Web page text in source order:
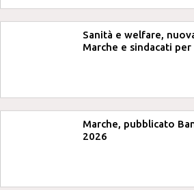
Sanità e welfare,
Marche e sindacati
Marche, pubblicato
2026